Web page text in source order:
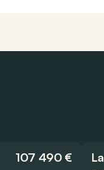
107 490 €